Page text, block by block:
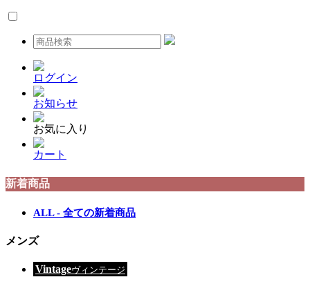
ログイン
お知らせ
お気に入り
カート
新着商品
ALL - 全ての新着商品
メンズ
Vintageヴィンテージ